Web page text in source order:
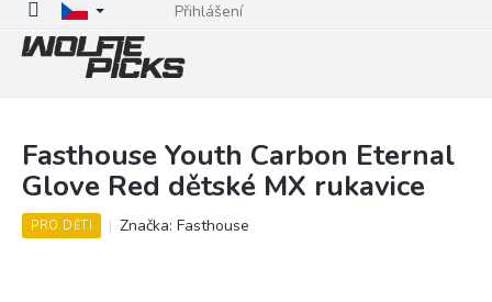
Přihlášení
Fasthouse Youth Carbon Eternal
Glove Red dětské MX rukavice
PRO DĚTI Značka: Fasthouse